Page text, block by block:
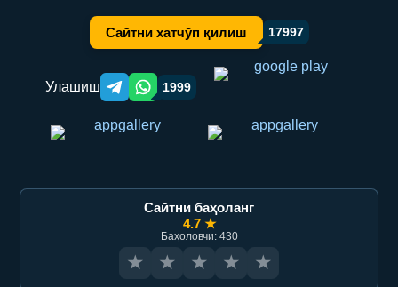
Сайтни хатчўп қилиш 17997
Улашиш Telegram orqali ulashish
WhatsApp orqali ulashish
1999
Сайтни баҳоланг
4.7 ★
Баҳоловчи: 430
★ ★ ★ ★ ★